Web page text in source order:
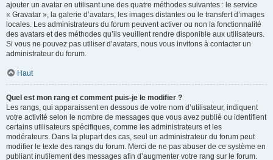
ajouter un avatar en utilisant une des quatre méthodes suivantes : le service
« Gravatar », la galerie d’avatars, les images distantes ou le transfert d’images
locales. Les administrateurs du forum peuvent activer ou non la fonctionnalité
des avatars et des méthodes qu’ils veuillent rendre disponible aux utilisateurs.
Si vous ne pouvez pas utiliser d’avatars, nous vous invitons à contacter un
administrateur du forum.
Haut
Quel est mon rang et comment puis-je le modifier ?
Les rangs, qui apparaissent en dessous de votre nom d’utilisateur, indiquent
votre activité selon le nombre de messages que vous avez publié ou identifient
certains utilisateurs spécifiques, comme les administrateurs et les
modérateurs. Dans la plupart des cas, seul un administrateur du forum peut
modifier le texte des rangs du forum. Merci de ne pas abuser de ce système en
publiant inutilement des messages afin d’augmenter votre rang sur le forum.